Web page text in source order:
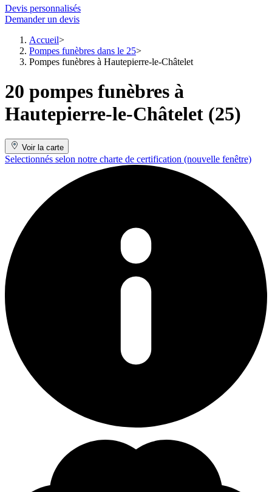
Devis personnalisés
Demander un devis
Accueil
Pompes funèbres dans le 25
Pompes funèbres à Hautepierre-le-Châtelet
20 pompes funèbres à
Hautepierre-le-Châtelet (25)
Voir la carte
Selectionnés selon notre charte de certification (nouvelle fenêtre)